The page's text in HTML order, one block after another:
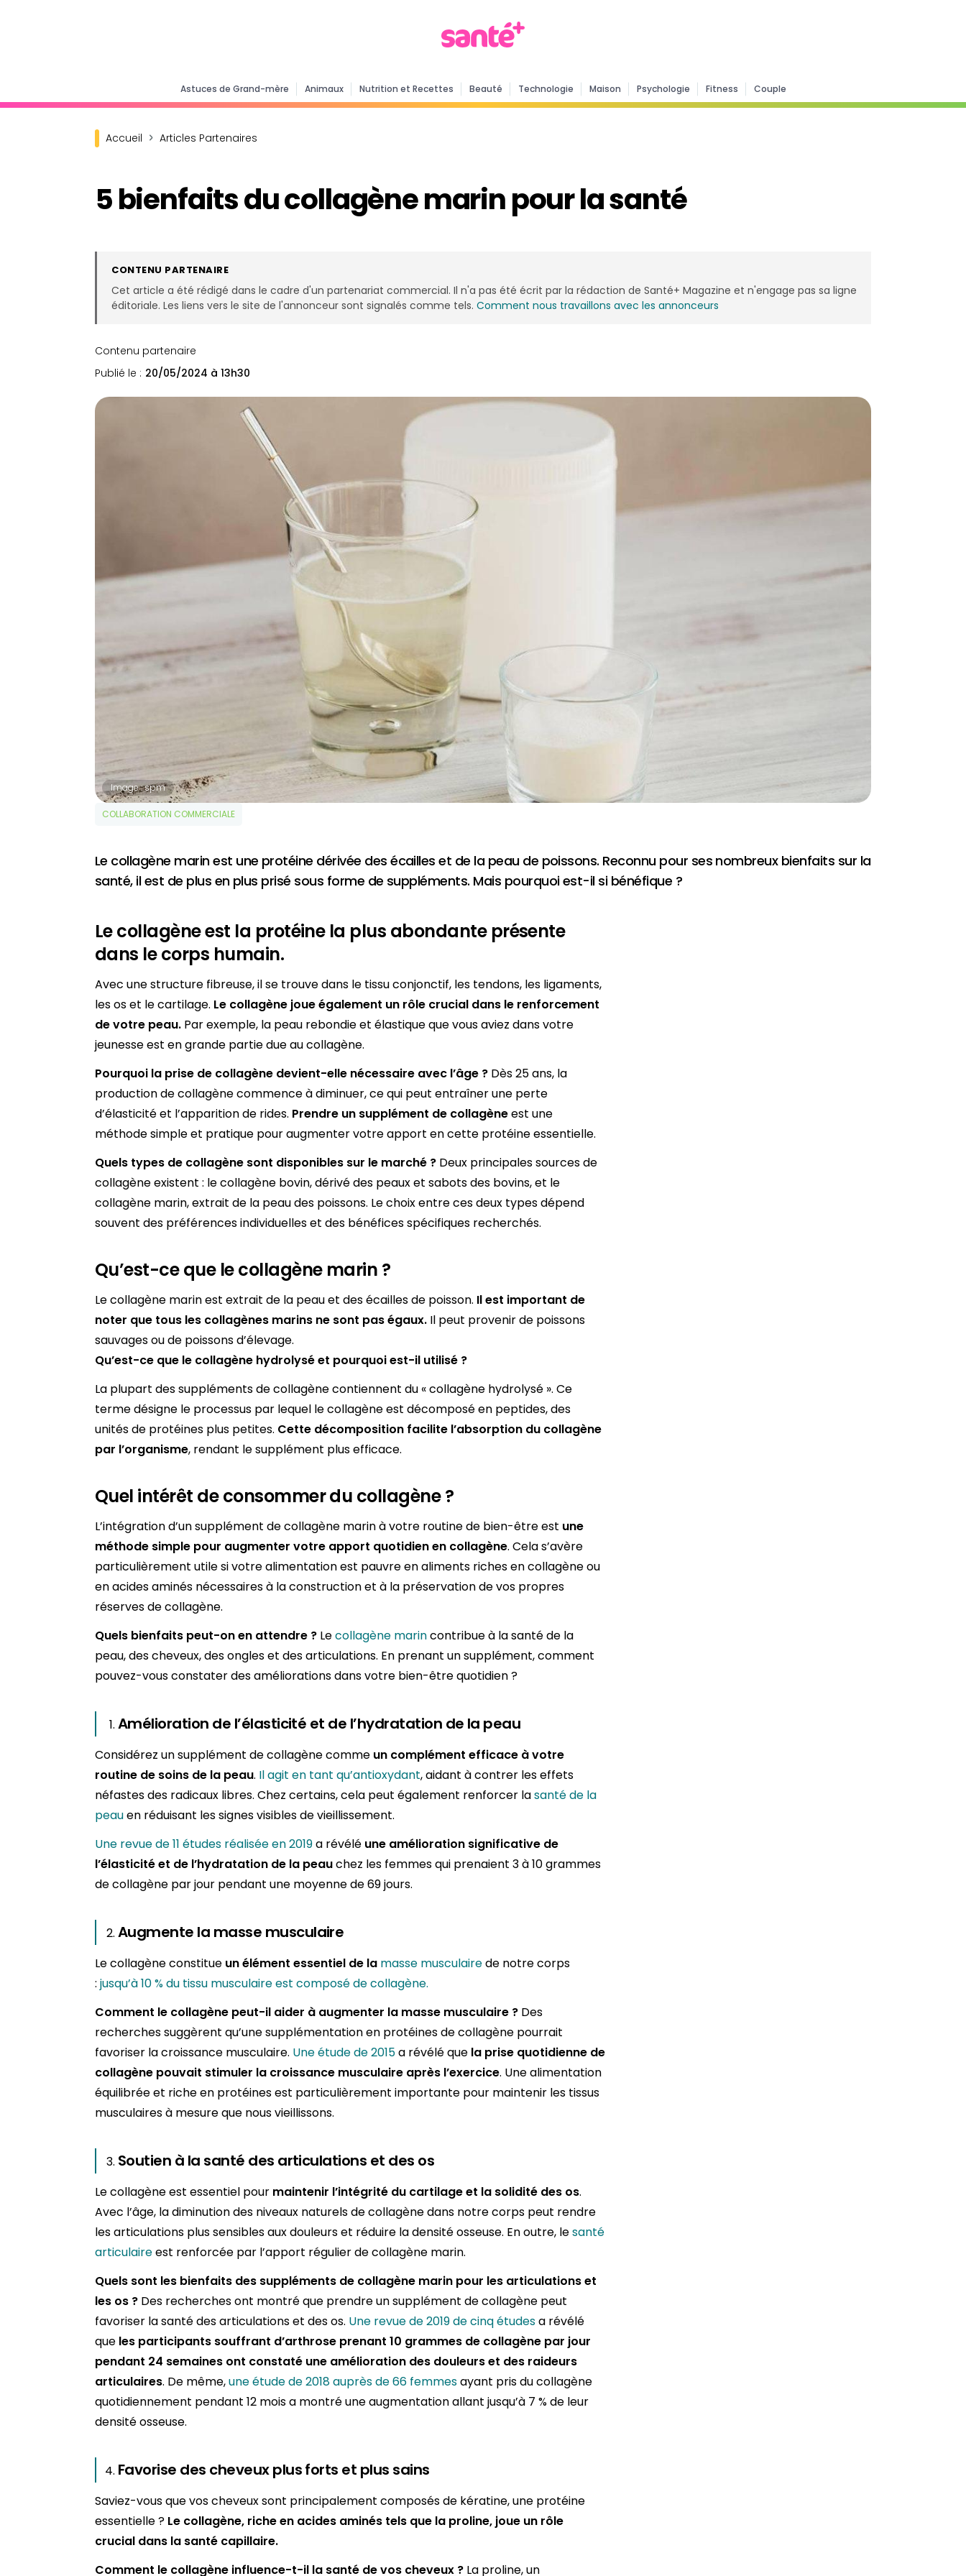
Astuces de Grand-mère Animaux Nutrition et Recettes Beauté Technologie Maison Psychologie Fitness Couple
Accueil Articles Partenaires
5 bienfaits du collagène marin pour la santé
CONTENU PARTENAIRE
Cet article a été rédigé dans le cadre d'un partenariat commercial. Il n'a pas été écrit par la rédaction de Santé+ Magazine et n'engage pas sa ligne
éditoriale. Les liens vers le site de l'annonceur sont signalés comme tels. Comment nous travaillons avec les annonceurs
Contenu partenaire
Publié le : 20/05/2024 à 13h30
Image : spm
COLLABORATION COMMERCIALE
Le collagène marin est une protéine dérivée des écailles et de la peau de poissons. Reconnu pour ses nombreux bienfaits sur la
santé, il est de plus en plus prisé sous forme de suppléments. Mais pourquoi est-il si bénéfique ?
Le collagène est la protéine la plus abondante présente
dans le corps humain.
Avec une structure fibreuse, il se trouve dans le tissu conjonctif, les tendons, les ligaments,
les os et le cartilage. Le collagène joue également un rôle crucial dans le renforcement
de votre peau. Par exemple, la peau rebondie et élastique que vous aviez dans votre
jeunesse est en grande partie due au collagène.
Pourquoi la prise de collagène devient-elle nécessaire avec l’âge ? Dès 25 ans, la
production de collagène commence à diminuer, ce qui peut entraîner une perte
d’élasticité et l’apparition de rides. Prendre un supplément de collagèneest une
méthode simple et pratique pour augmenter votre apport en cette protéine essentielle.
Quels types de collagène sont disponibles sur le marché ? Deux principales sources de
collagène existent : le collagène bovin, dérivé des peaux et sabots des bovins, et le
collagène marin, extrait de la peau des poissons. Le choix entre ces deux types dépend
souvent des préférences individuelles et des bénéfices spécifiques recherchés.
Qu’est-ce que le collagène marin ?
Le collagène marin est extrait de la peau et des écailles de poisson. Il est important de
noter que tous les collagènes marins ne sont pas égaux. Il peut provenir de poissons
sauvages ou de poissons d’élevage.
Qu’est-ce que le collagène hydrolysé et pourquoi est-il utilisé ?
La plupart des suppléments de collagène contiennent du « collagène hydrolysé ». Ce
terme désigne le processus par lequel le collagène est décomposé en peptides, des
unités de protéines plus petites. Cette décomposition facilite l’absorption du collagène
par l’organisme, rendant le supplément plus efficace.
Quel intérêt de consommer du collagène ?
L’intégration d’un supplément de collagène marin à votre routine de bien-être est une
méthode simple pour augmenter votre apport quotidien en collagène. Cela s’avère
particulièrement utile si votre alimentation est pauvre en aliments riches en collagène ou
en acides aminés nécessaires à la construction et à la préservation de vos propres
réserves de collagène.
Quels bienfaits peut-on en attendre ? Lecollagène marincontribue à la santé de la
peau, des cheveux, des ongles et des articulations. En prenant un supplément, comment
pouvez-vous constater des améliorations dans votre bien-être quotidien ?
Amélioration de l’élasticité et de l’hydratation de la peau
Considérez un supplément de collagène comme un complément efficace à votre
routine de soins de la peau. Il agit en tant qu’antioxydant, aidant à contrer les effets
néfastes des radicaux libres. Chez certains, cela peut également renforcer lasanté de la
peauen réduisant les signes visibles de vieillissement.
Une revue de 11 études réalisée en 2019a révélé une amélioration significative de
l’élasticité et de l’hydratation de la peauchez les femmes qui prenaient 3 à 10 grammes
de collagène par jour pendant une moyenne de 69 jours.
Augmente la masse musculaire
Le collagène constitue un élément essentiel de la masse musculairede notre corps
: jusqu’à 10 % du tissu musculaire est composé de collagène.
Comment le collagène peut-il aider à augmenter la masse musculaire ? Des
recherches suggèrent qu’une supplémentation en protéines de collagène pourrait
favoriser la croissance musculaire. Une étude de 2015a révélé que la prise quotidienne de
collagène pouvait stimuler la croissance musculaire après l’exercice. Une alimentation
équilibrée et riche en protéines est particulièrement importante pour maintenir les tissus
musculaires à mesure que nous vieillissons.
Soutien à la santé des articulations et des os
Le collagène est essentiel pour maintenir l’intégrité du cartilage et la solidité des os.
Avec l’âge, la diminution des niveaux naturels de collagène dans notre corps peut rendre
les articulations plus sensibles aux douleurs et réduire la densité osseuse. En outre, lesanté
articulaireest renforcée par l’apport régulier de collagène marin.
Quels sont les bienfaits des suppléments de collagène marin pour les articulations et
les os ? Des recherches ont montré que prendre un supplément de collagène peut
favoriser la santé des articulations et des os. Une revue de 2019 de cinq étudesa révélé
que les participants souffrant d’arthrose prenant 10 grammes de collagène par jour
pendant 24 semaines ont constaté une amélioration des douleurs et des raideurs
articulaires. De même,une étude de 2018 auprès de 66 femmesayant pris du collagène
quotidiennement pendant 12 mois a montré une augmentation allant jusqu’à 7 % de leur
densité osseuse.
Favorise des cheveux plus forts et plus sains
Saviez-vous que vos cheveux sont principalement composés de kératine, une protéine
essentielle ? Le collagène, riche en acides aminés tels que la proline, joue un rôle
crucial dans la santé capillaire.
Comment le collagène influence-t-il la santé de vos cheveux ? La proline, un